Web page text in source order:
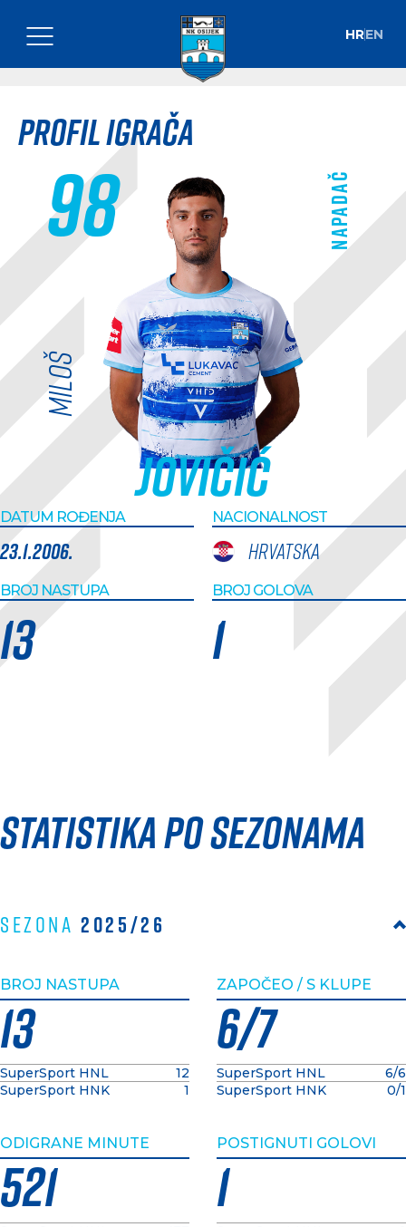
HREN
Profil igrača
98
Miloš
Jovičić
DATUM ROĐENJA
23.1.2006.
NACIONALNOST
Hrvatska
BROJ NASTUPA
13
BROJ GOLOVA
1
Napadač
Statistika po sezonama
Sezona2025/26
BROJ NASTUPA
13
SuperSport HNL
12
SuperSport HNK
1
ZAPOČEO / S KLUPE
6/7
SuperSport HNL
6/6
SuperSport HNK
0/1
ODIGRANE MINUTE
521
POSTIGNUTI GOLOVI
1